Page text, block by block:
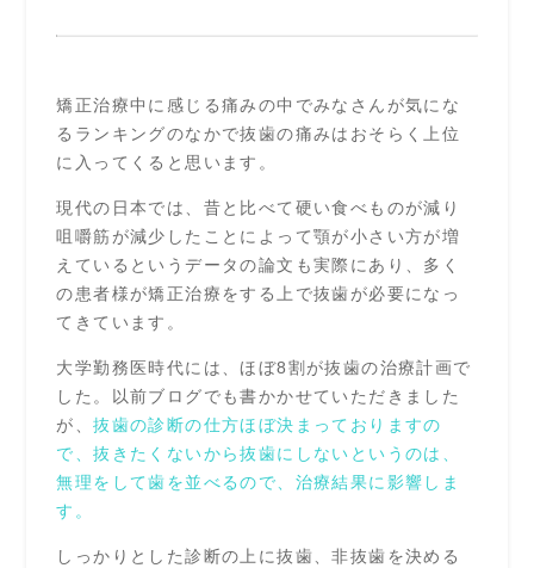
矯正治療中に感じる痛みの中でみなさんが気にな
るランキングのなかで抜歯の痛みはおそらく上位
に入ってくると思います。
現代の日本では、昔と比べて硬い食べものが減り
咀嚼筋が減少したことによって顎が小さい方が増
えているというデータの論文も実際にあり、多く
の患者様が矯正治療をする上で抜歯が必要になっ
てきています。
大学勤務医時代には、ほぼ8割が抜歯の治療計画で
した。以前ブログでも書かかせていただきました
が、抜歯の診断の仕方ほぼ決まっておりますの
で、抜きたくないから抜歯にしないというのは、
無理をして歯を並べるので、治療結果に影響しま
す。
しっかりとした診断の上に抜歯、非抜歯を決める